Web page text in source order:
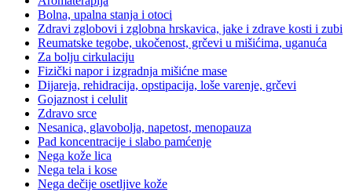
Bolna, upalna stanja i otoci
Zdravi zglobovi i zglobna hrskavica, jake i zdrave kosti i zubi
Reumatske tegobe, ukočenost, grčevi u mišićima, uganuća
Za bolju cirkulaciju
Fizički napor i izgradnja mišićne mase
Dijareja, rehidracija, opstipacija, loše varenje, grčevi
Gojaznost i celulit
Zdravo srce
Nesanica, glavobolja, napetost, menopauza
Pad koncentracije i slabo pamćenje
Nega kože lica
Nega tela i kose
Nega dečije osetljive kože